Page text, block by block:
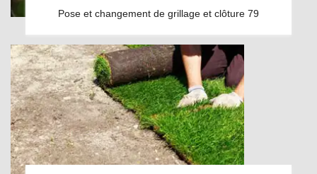
Pose et changement de grillage et clôture 79